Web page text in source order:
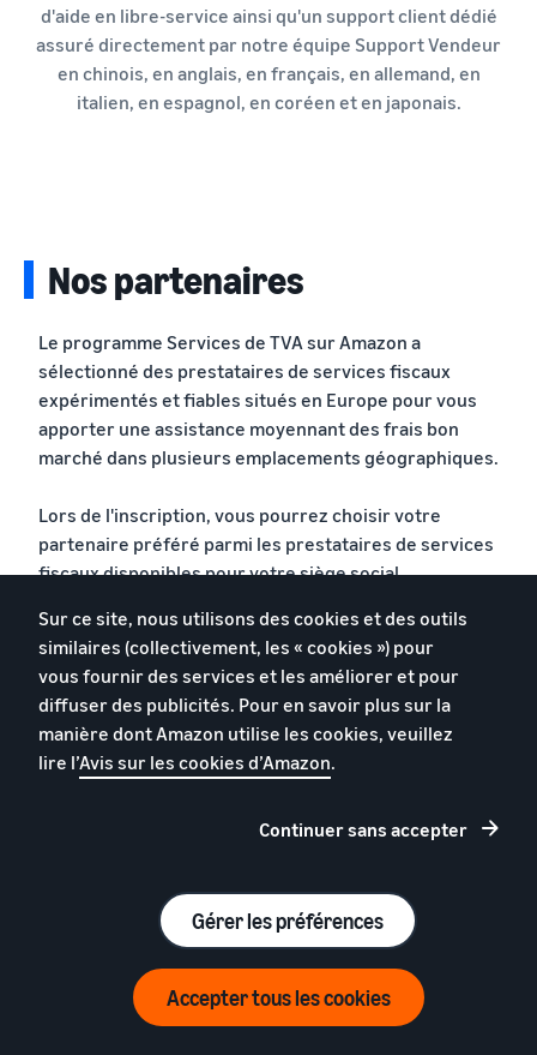
d'aide en libre-service ainsi qu'un support client dédié
assuré directement par notre équipe Support Vendeur
en chinois, en anglais, en français, en allemand, en
italien, en espagnol, en coréen et en japonais.
Nos partenaires
Le programme Services de TVA sur Amazon a
sélectionné des prestataires de services fiscaux
expérimentés et fiables situés en Europe pour vous
apporter une assistance moyennant des frais bon
marché dans plusieurs emplacements géographiques.
Lors de l'inscription, vous pourrez choisir votre
partenaire préféré parmi les prestataires de services
fiscaux disponibles pour votre siège social.
Sur ce site, nous utilisons des cookies et des outils
similaires (collectivement, les « cookies ») pour
vous fournir des services et les améliorer et pour
diffuser des publicités. Pour en savoir plus sur la
manière dont Amazon utilise les cookies, veuillez
lire l’Avis sur les cookies d’Amazon.
Continuer sans accepter
Gérer les préférences
Accepter tous les cookies